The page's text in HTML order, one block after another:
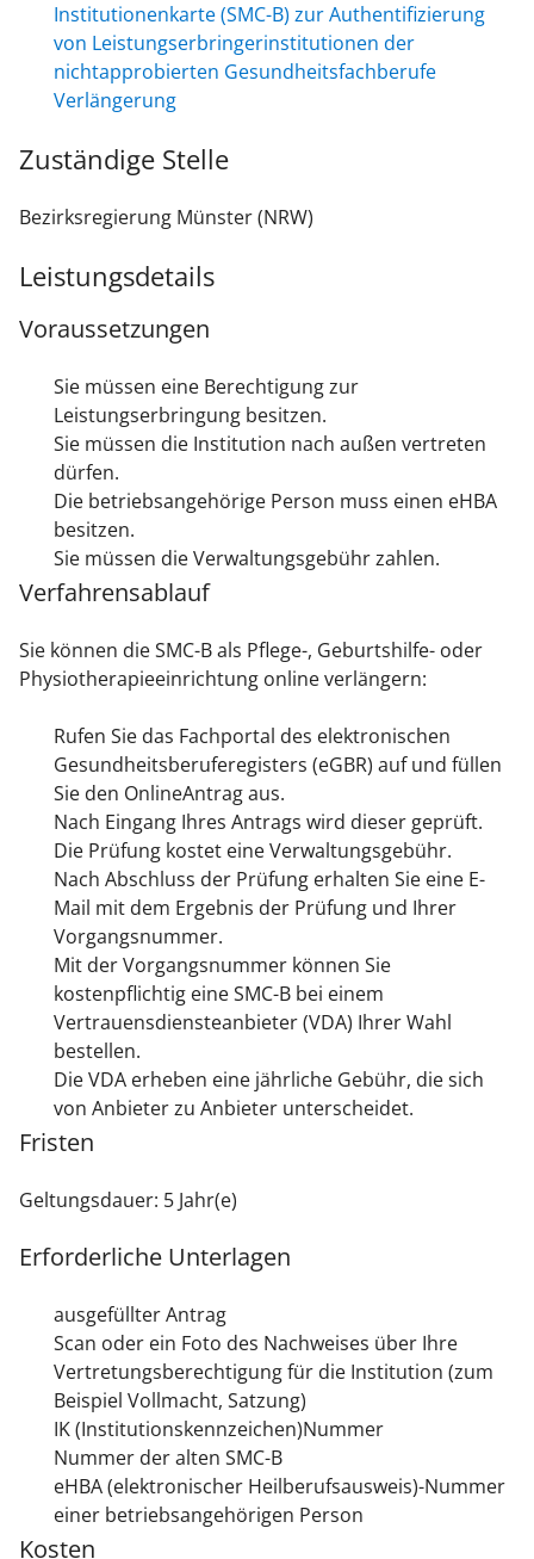
Institutionenkarte (SMC-B) zur Authentifizierung
von Leistungserbringerinstitutionen der
nichtapprobierten Gesundheitsfachberufe
Verlängerung
Zuständige Stelle
Bezirksregierung Münster (NRW)
Leistungsdetails
Voraussetzungen
Sie müssen eine Berechtigung zur
Leistungserbringung besitzen.
Sie müssen die Institution nach außen vertreten
dürfen.
Die betriebsangehörige Person muss einen eHBA
besitzen.
Sie müssen die Verwaltungsgebühr zahlen.
Verfahrensablauf
Sie können die SMC-B als Pflege-, Geburtshilfe- oder
Physiotherapieeinrichtung online verlängern:
Rufen Sie das Fachportal des elektronischen
Gesundheitsberuferegisters (eGBR) auf und füllen
Sie den OnlineAntrag aus.
Nach Eingang Ihres Antrags wird dieser geprüft.
Die Prüfung kostet eine Verwaltungsgebühr.
Nach Abschluss der Prüfung erhalten Sie eine E-
Mail mit dem Ergebnis der Prüfung und Ihrer
Vorgangsnummer.
Mit der Vorgangsnummer können Sie
kostenpflichtig eine SMC-B bei einem
Vertrauensdiensteanbieter (VDA) Ihrer Wahl
bestellen.
Die VDA erheben eine jährliche Gebühr, die sich
von Anbieter zu Anbieter unterscheidet.
Fristen
Geltungsdauer: 5 Jahr(e)
Erforderliche Unterlagen
ausgefüllter Antrag
Scan oder ein Foto des Nachweises über Ihre
Vertretungsberechtigung für die Institution (zum
Beispiel Vollmacht, Satzung)
IK (Institutionskennzeichen)Nummer
Nummer der alten SMC-B
eHBA (elektronischer Heilberufsausweis)-Nummer
einer betriebsangehörigen Person
Kosten